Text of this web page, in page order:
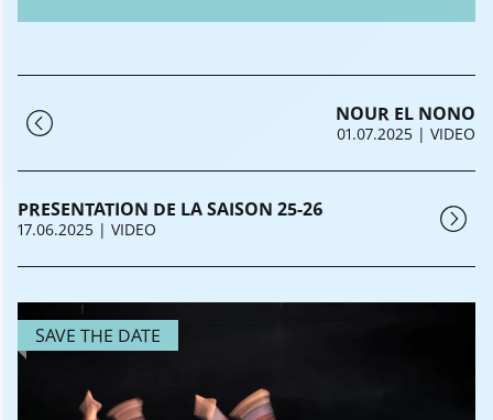
NOUR EL NONO
01.07.2025 | VIDEO
PRESENTATION DE LA SAISON 25-26
17.06.2025 | VIDEO
SAVE THE DATE